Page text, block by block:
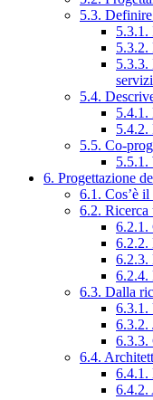
5.3.
5.3.1.
5.3.2.
5.3.3.
5.4.
5.4.1.
5.4.2.
5.5. Co-
5.5.1.
6. Progettazione
6.1. Cos’è
6.2. Ricerca
6.2.1.
6.2.2.
6.2.3.
6.2.4.
6.3. Dalla
6.3.1.
6.3.2.
6.3.3.
6.4.
6.4.1.
6.4.2.